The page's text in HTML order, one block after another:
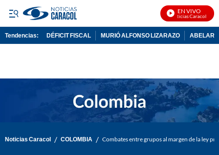
EN VIVO
Noticias Caracol En
Tendencias: DÉFICIT FISCAL MURIÓ ALFONSO LIZARAZO
Noticias Caracol / COLOMBIA / Combates entre grupos al margen de la ley